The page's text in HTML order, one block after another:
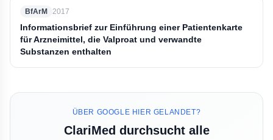
BfArM 2017
Informationsbrief zur Einführung einer Patientenkarte
für Arzneimittel, die Valproat und verwandte
Substanzen enthalten
ÜBER GOOGLE HIER GELANDET?
ClariMed durchsucht alle